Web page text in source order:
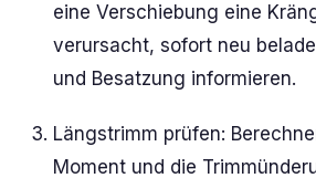
eine Verschiebung eine
verursacht, sofort neu
und Besatzung informieren.
Längstrimm prüfen:
Moment und die